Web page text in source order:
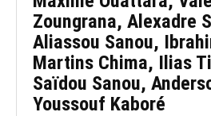
Zoungrana, Alexadre
Aliassou Sanou,
Martins Chima, Ilias
Saïdou Sanou,
Youssouf Kaboré